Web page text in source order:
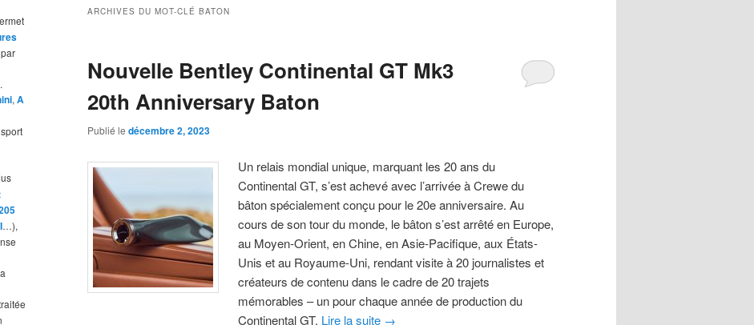
ARCHIVES DU MOT-CLÉ BATON
Nouvelle Bentley Continental GT Mk3
20th Anniversary Baton
Publié le décembre 2, 2023
Un relais mondial unique, marquant les 20 ans du
Continental GT, s’est achevé avec l’arrivée à Crewe du
bâton spécialement conçu pour le 20e anniversaire. Au
cours de son tour du monde, le bâton s’est arrêté en Europe,
au Moyen-Orient, en Chine, en Asie-Pacifique, aux États-
Unis et au Royaume-Uni, rendant visite à 20 journalistes et
créateurs de contenu dans le cadre de 20 trajets
mémorables – un pour chaque année de production du
Continental GT. Lire la suite →
, A
…),